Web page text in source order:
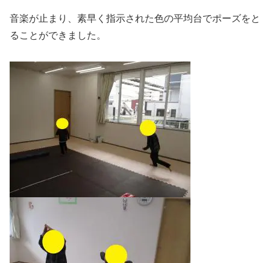
音楽が止まり、素早く指示された色の平均台でポーズをと
ることができました。